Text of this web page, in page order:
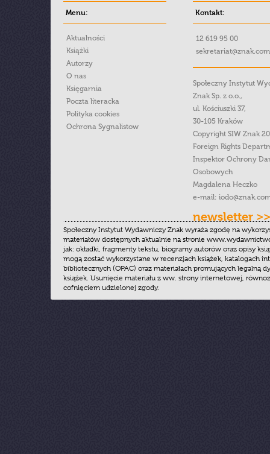
Menu:
Aktualności
Książki
Autorzy
O nas
Księgarnia
Poczta literacka
Polityka cookies
Ochrona Sygnalistow
Kontakt:
12 619 95 00
Społeczny Instytut
Znak Sp. z o.o.,
ul. Kościuszki 37,
30-105 Kraków
Copyright SIW Znak
Foreign Rights
Inspektor Ochrony
Osobowych
Magdalena Heczko
e-mail:
newsletter >>
Społeczny Instytut Wydawniczy Znak wyraża zgodę na
materiałów dostępnych aktualnie na stronie
jak: okładki, fragmenty tekstu, biogramy autorów oraz opisy
mogą zostać wykorzystane w recenzjach książek, katalogach
bibliotecznych (OPAC) oraz materiałach promujących legalną
książek. Usunięcie materiału z ww. strony internetowej,
cofnięciem udzielonej zgody.